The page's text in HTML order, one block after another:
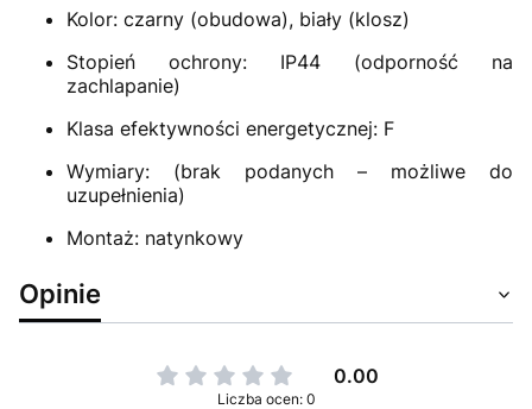
Kolor: czarny (obudowa), biały (klosz)
Stopień ochrony: IP44 (odporność na
zachlapanie)
Klasa efektywności energetycznej: F
Wymiary: (brak podanych – możliwe do
uzupełnienia)
Montaż: natynkowy
Opinie
0.00
Liczba ocen: 0